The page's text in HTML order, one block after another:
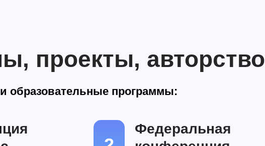
Федеральная
проекты, авторство
образовательные программы: